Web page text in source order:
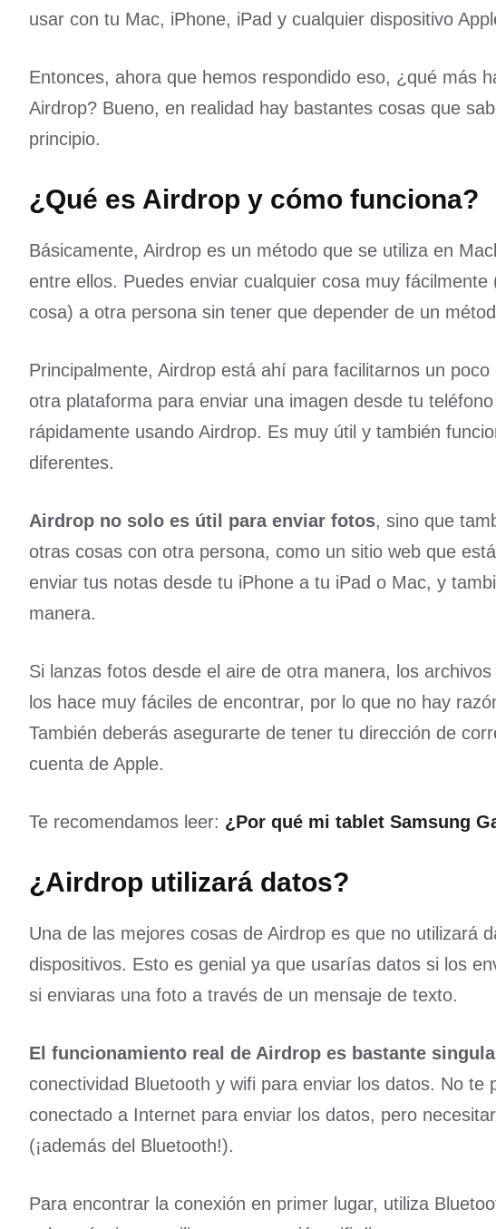
usar con tu Mac, iPhone, iPad y cualquier dispositivo
Entonces, ahora que hemos respondido eso, ¿qué más
Airdrop? Bueno, en realidad hay bastantes cosas que
principio.
¿Qué es Airdrop y cómo funciona?
Básicamente, Airdrop es un método que se utiliza en
entre ellos. Puedes enviar cualquier cosa muy
cosa) a otra persona sin tener que depender de un
Principalmente, Airdrop está ahí para facilitarnos un
otra plataforma para enviar una imagen desde tu
rápidamente usando Airdrop. Es muy útil y también
diferentes.
Airdrop no solo es útil para enviar fotos, sino que
otras cosas con otra persona, como un sitio web que
enviar tus notas desde tu iPhone a tu iPad o Mac, y
manera.
Si lanzas fotos desde el aire de otra manera, los
los hace muy fáciles de encontrar, por lo que no hay
También deberás asegurarte de tener tu dirección de
cuenta de Apple.
Te recomendamos leer: ¿Por qué mi tablet Samsung
¿Airdrop utilizará datos?
Una de las mejores cosas de Airdrop es que no utilizará
dispositivos. Esto es genial ya que usarías datos si los
si enviaras una foto a través de un mensaje de texto.
El funcionamiento real de Airdrop es bastante
conectividad Bluetooth y wifi para enviar los datos. No
conectado a Internet para enviar los datos, pero
(¡además del Bluetooth!).
Para encontrar la conexión en primer lugar, utiliza